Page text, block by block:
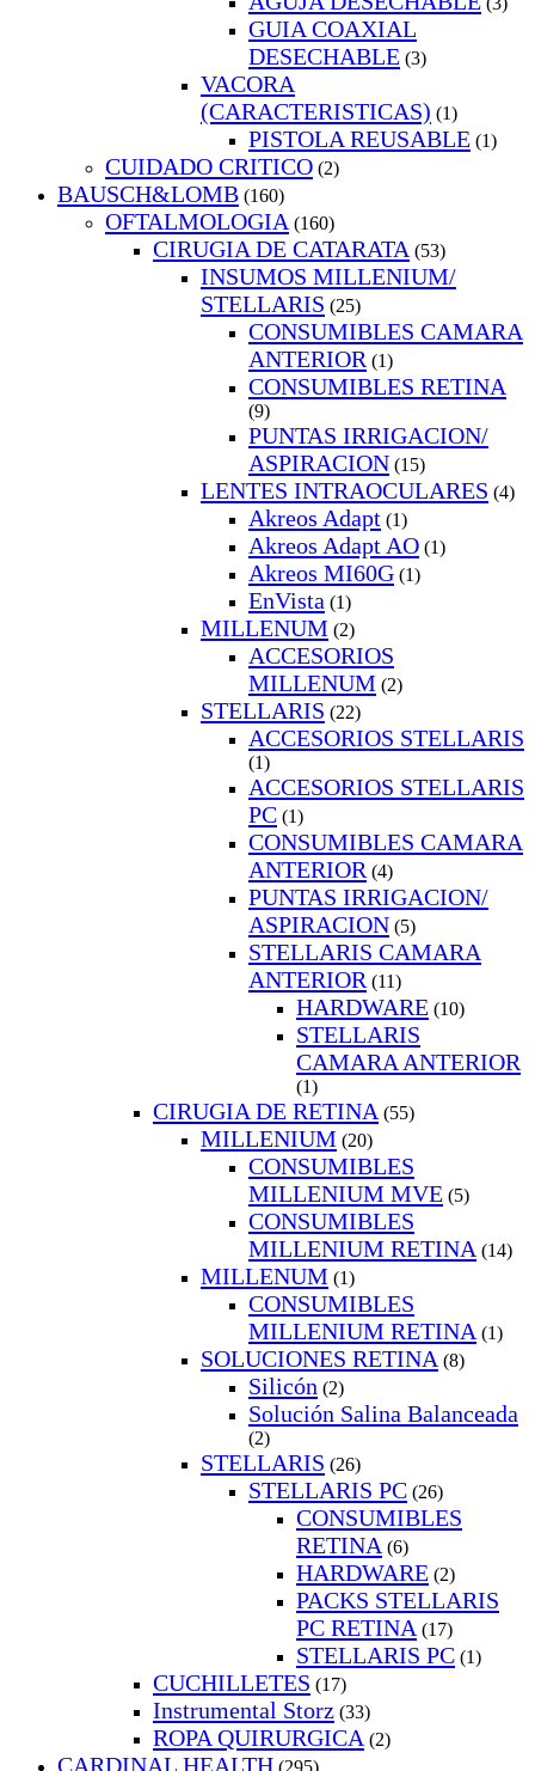
GUIA COAXIAL
DESECHABLE (3)
VACORA
(CARACTERISTICAS) (1)
PISTOLA REUSABLE (1)
CUIDADO CRITICO (2)
BAUSCH&LOMB (160)
OFTALMOLOGIA (160)
CIRUGIA DE CATARATA (53)
INSUMOS MILLENIUM/
STELLARIS (25)
CONSUMIBLES CAMARA
ANTERIOR (1)
CONSUMIBLES RETINA
(9)
PUNTAS IRRIGACION/
ASPIRACION (15)
LENTES INTRAOCULARES (4)
Akreos Adapt (1)
Akreos Adapt AO (1)
Akreos MI60G (1)
EnVista (1)
MILLENUM (2)
ACCESORIOS
MILLENUM (2)
STELLARIS (22)
ACCESORIOS STELLARIS
(1)
ACCESORIOS STELLARIS
PC (1)
CONSUMIBLES CAMARA
ANTERIOR (4)
PUNTAS IRRIGACION/
ASPIRACION (5)
STELLARIS CAMARA
ANTERIOR (11)
HARDWARE (10)
STELLARIS
CAMARA ANTERIOR
(1)
CIRUGIA DE RETINA (55)
MILLENIUM (20)
CONSUMIBLES
MILLENIUM MVE (5)
CONSUMIBLES
MILLENIUM RETINA (14)
MILLENUM (1)
CONSUMIBLES
MILLENIUM RETINA (1)
SOLUCIONES RETINA (8)
Silicón (2)
Solución Salina Balanceada
(2)
STELLARIS (26)
STELLARIS PC (26)
CONSUMIBLES
RETINA (6)
HARDWARE (2)
PACKS STELLARIS
PC RETINA (17)
STELLARIS PC (1)
CUCHILLETES (17)
Instrumental Storz (33)
ROPA QUIRURGICA (2)
CARDINAL HEALTH